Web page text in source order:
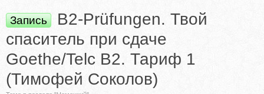
Запись
B2-Prüfungen. Твой
спаситель при сдаче
Goethe/Telc B2. Тариф 1
(Тимофей Соколов)